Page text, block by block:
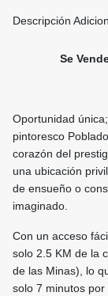
Descripción
Se
Oportunidad
pintoresco
corazón del
una ubicación
de ensueño o
imaginado.
Con un acceso
solo 2.5 KM de la
de las Minas), lo
solo 7 minutos